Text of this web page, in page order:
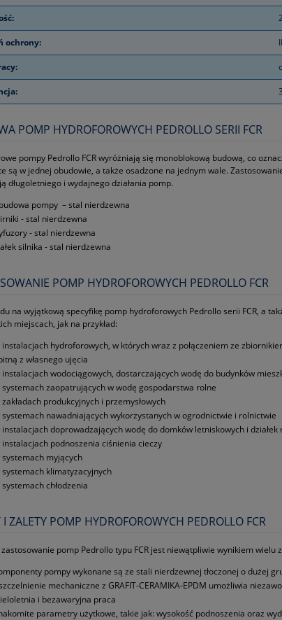
ochrony:
POMP HYDROFOROWYCH PEDROLLO SERII FCR
pompy Pedrollo FCR wyróżniają się monoblokową budową, co
są w jednej obudowie, a także osadzone na jednym wale.
długoletniego i wydajnego działania pomp.
pompy – stal nierdzewna
‑ stal nierdzewna
‑ stal nierdzewna
silnika ‑ stal nierdzewna
POMP HYDROFOROWYCH PEDROLLO FCR
na wyjątkową specyfikę pomp hydroforowych Pedrollo serii FCR, a
miejscach, jak na przykład:
instalacjach hydroforowych, w których wraz z połączeniem ze
z własnego ujęcia
instalacjach wodociągowych, dostarczających wodę do budynków
systemach zaopatrujących w wodę gospodarstwa rolne
zakładach produkcyjnych i przemysłowych
systemach nawadniających wykorzystanych w ogrodnictwie i rolnictwie
instalacjach doprowadzających wodę do domków letniskowych i działek
instalacjach podnoszenia ciśnienia cieczy
systemach myjących
systemach klimatyzacyjnych
systemach chłodzenia
I ZALETY POMP HYDROFOROWYCH PEDROLLO FCR
pomp Pedrollo typu FCR jest niewątpliwie wynikiem
pompy wykonane są ze stali nierdzewnej tłoczonej o dużej
mechaniczne z GRAFIT‑CERAMIKA‑EPDM umożliwia
i bezawaryjna praca
parametry użytkowe, takie jak: wysokość podnoszenia oraz